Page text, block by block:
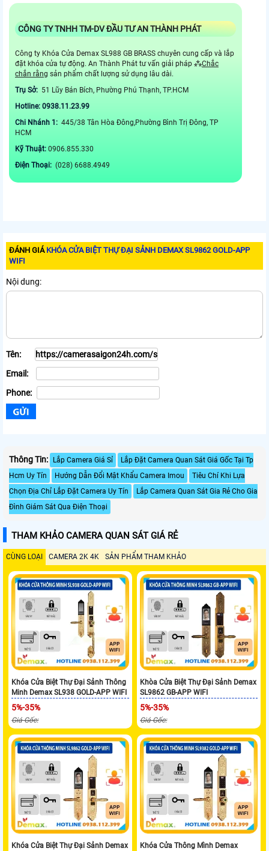
CÔNG TY TNHH TM-DV ĐẦU TƯ AN THÀNH PHÁT
Công ty Khóa Cửa Demax SL988 GB BRASS chuyên cung cấp và lắp
đặt khóa cửa tự động. An Thành Phát tư vấn giải pháp ⁂Chắc
chắn rằng sản phẩm chất lượng sử dụng lâu dài.
Trụ Sở: 51 Lũy Bán Bích, Phường Phú Thạnh, TP.HCM
Hotline: 0938.11.23.99
Chi Nhánh 1: 445/38 Tân Hòa Đông,Phường Bình Trị Đông, TP
HCM
Kỹ Thuật: 0906.855.330
Điện Thoại: (028) 6688.4949
ĐÁNH GIÁ KHÓA CỬA BIỆT THỰ ĐẠI SẢNH DEMAX SL9862 GOLD-APP
WIFI
Nội dung:
Tên:
Email:
Phone:
Thông Tin: Lắp Camera Giá Sỉ
Lắp Đặt Camera Quan Sát Giá Gốc Tại Tp
Hcm Uy Tín
Hướng Dẫn Đổi Mật Khẩu Camera Imou
Tiêu Chí Khi Lựa
Chọn Địa Chỉ Lắp Đặt Camera Uy Tín
Lắp Camera Quan Sát Gia Rẻ Cho Gia
Đình Giám Sát Qua Điện Thoại
THAM KHẢO CAMERA QUAN SÁT GIÁ RẺ
CÙNG LOẠI CAMERA 2K 4K SẢN PHẨM THAM KHẢO
Khóa Cửa Biệt Thự Đại Sảnh Thông
Minh Demax SL938 GOLD-APP WIFI
5%-35%
Giá Gốc:
Khòa Cửa Biệt Thự Đại Sảnh Demax
SL9862 GB-APP WIFI
5%-35%
Giá Gốc:
Khóa Cửa Biệt Thự Đại Sảnh Demax
Khóa Cửa Thông Mình Demax